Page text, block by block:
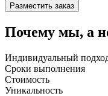
Разместить заказ
Почему мы, а
Индивидуальный
Сроки выполнения
Стоимость
Уникальность